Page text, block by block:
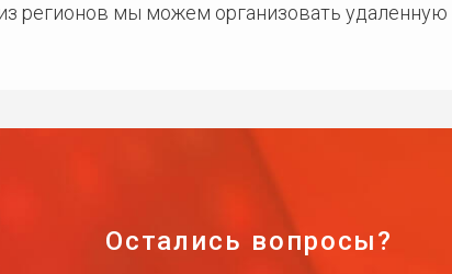
регионов мы можем организовать
Остались вопросы?